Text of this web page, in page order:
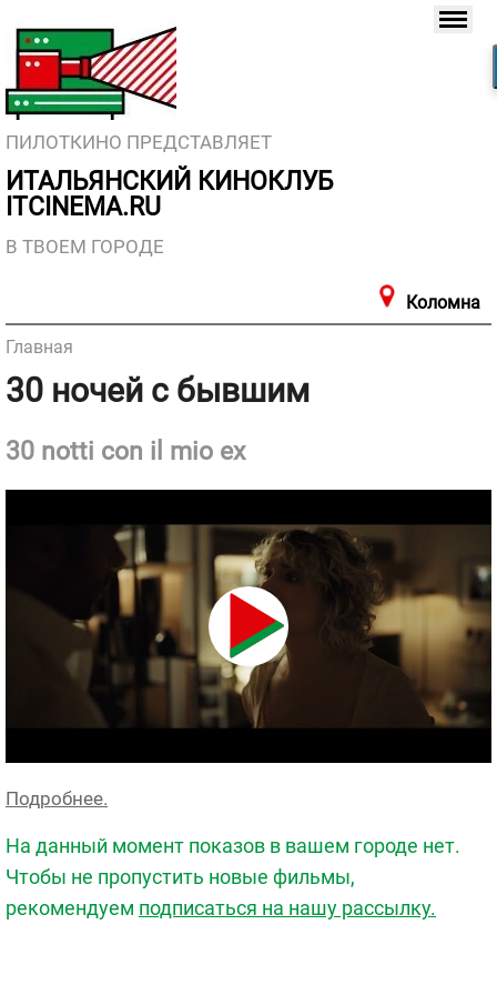
ПИЛОТКИНО ПРЕДСТАВЛЯЕТ
ИТАЛЬЯНСКИЙ КИНОКЛУБ
ITCINEMA.RU
В ТВОЕМ ГОРОДЕ
Коломна
Главная
30 ночей с бывшим
30 notti con il mio ex
Подробнее.
На данный момент показов в вашем городе нет.
Чтобы не пропустить новые фильмы,
рекомендуем подписаться на нашу рассылку.